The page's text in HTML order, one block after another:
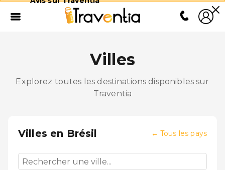
Villes
Explorez toutes les destinations disponibles sur
Traventia
Villes en Brésil ←Tous les pays